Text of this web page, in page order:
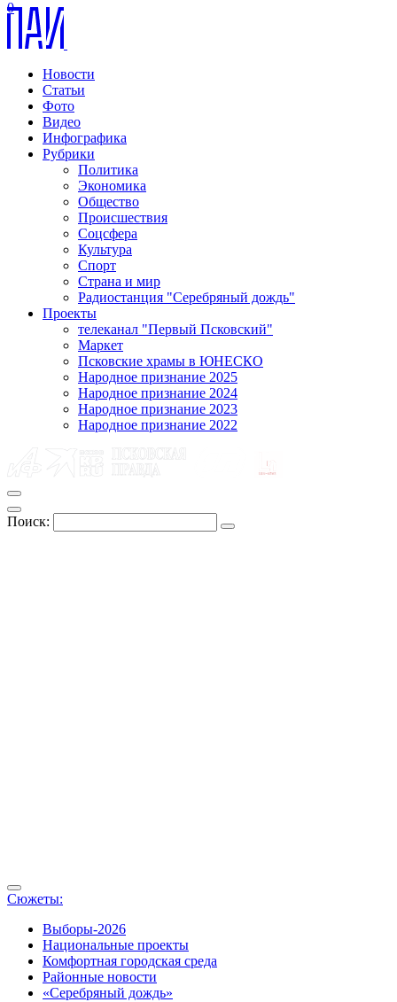
Новости
Статьи
Фото
Видео
Инфографика
Рубрики
Политика
Экономика
Общество
Происшествия
Соцсфера
Культура
Спорт
Страна и мир
Радиостанция "Серебряный дождь"
Проекты
телеканал "Первый Псковский"
Маркет
Псковские храмы в ЮНЕСКО
Народное признание 2025
Народное признание 2024
Народное признание 2023
Народное признание 2022
Поиск:
Сюжеты:
Выборы-2026
Национальные проекты
Комфортная городская среда
Районные новости
«Серебряный дождь»
0